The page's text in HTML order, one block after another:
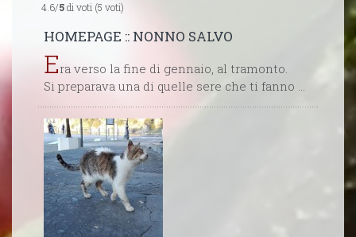
4.6/5di voti (5 voti)
HOMEPAGE :: NONNO SALVO
Era verso la fine di gennaio, al tramonto.
Si preparava una di quelle sere che ti fanno ...